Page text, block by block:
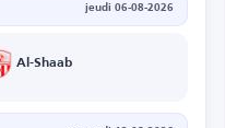
jeudi 06-08-2026
Al-Shaab